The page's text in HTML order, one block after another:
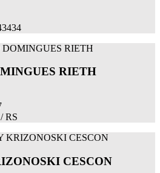
RIETH
RS
CESCON